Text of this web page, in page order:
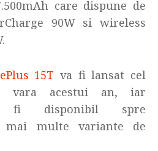
care dispune de
90W si wireless
15T va fi lansat cel
vara acestui an, iar
fi disponibil spre
mai multe variante de